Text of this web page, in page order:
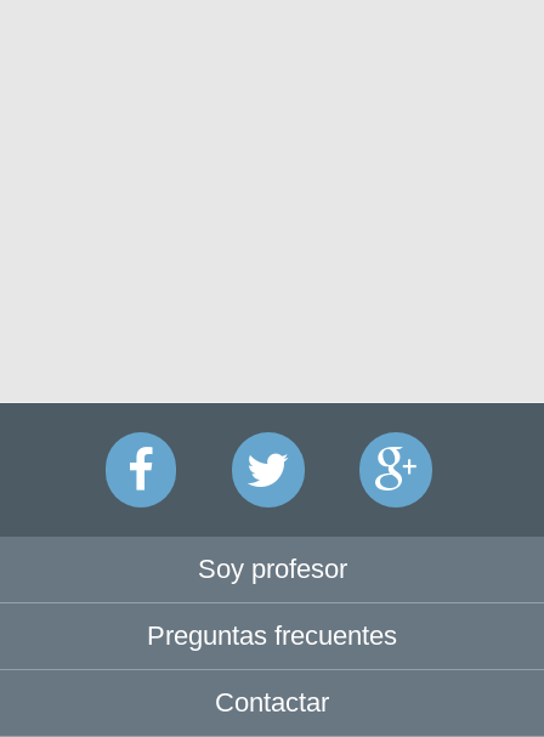
Soy profesor
Preguntas frecuentes
Contactar